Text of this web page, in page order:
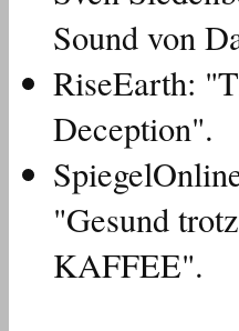
Sound von
RiseEarth:
Deception".
"Gesund
KAFFEE".